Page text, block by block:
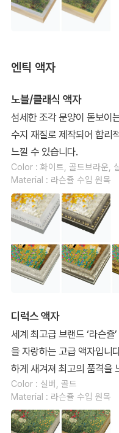
엔틱 액자
노블/클래식 액자
섬세한 조각 문양이 돋보이
수지 재질로 제작되어 합리
느낄 수 있습니다.
Color : 화이트, 골드브라운,
Material : 라슨쥴 수입 원목
디럭스 액자
세계 최고급 브랜드 ‘라슨
을 자랑하는 고급 액자입니
하게 새겨져 최고의 품격을
Color : 실버, 골드
Material : 라슨쥴 수입 원목